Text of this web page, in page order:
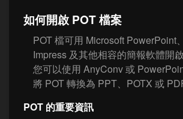
如何開啟 POT 檔案
POT 檔可用 Microsoft PowerPoint
Impress 及其他相容的簡報軟體開啟
您可以使用 AnyConv 或
將 POT 轉換為 PPT、POTX 或 PDF
POT 的重要資訊